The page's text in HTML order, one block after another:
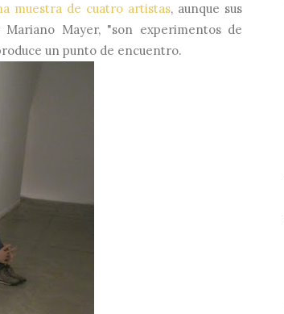
muestra de cuatro artistas, aunque sus
Mayer, "son experimentos de
un punto de encuentro.